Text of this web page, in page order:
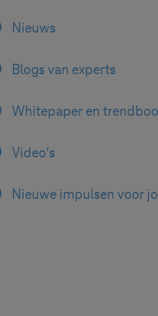
Nieuws
Blogs van experts
Whitepaper en
Video's
Nieuwe impulsen voor